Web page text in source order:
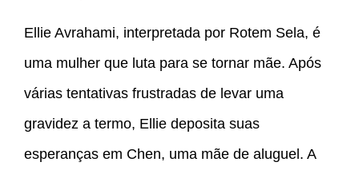
Ellie Avrahami, interpretada por Rotem Sela, é
uma mulher que luta para se tornar mãe. Após
várias tentativas frustradas de levar uma
gravidez a termo, Ellie deposita suas
esperanças em Chen, uma mãe de aluguel. A